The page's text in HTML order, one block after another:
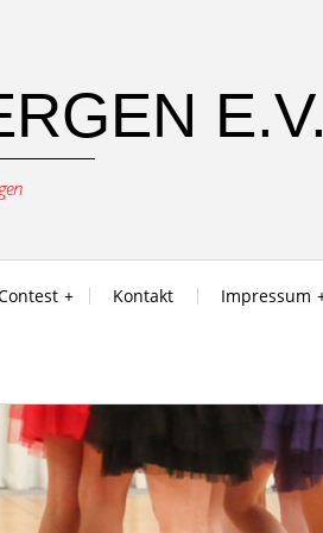
E.V.
Kontakt Impressum